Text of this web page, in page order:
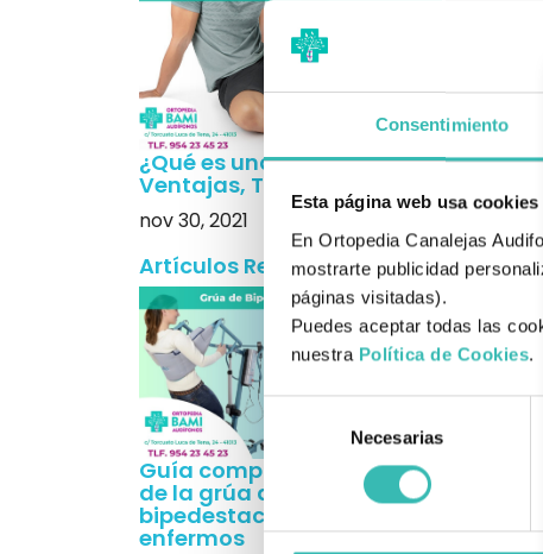
Consentimiento
Esta página web usa cookies
En Ortopedia Canalejas
mostrarte publicidad
páginas visitadas).
Puedes aceptar todas las
nuestra Política de Cookies.
de
consentimiento
Necesarias
¿Qué es una Bota Walker?
Ventajas, Tipos y Precios
nov 30, 2021
Artículos Recientes
Guía completa sobre el uso
de la grúa de
bipedestación para
enfermos
Silla
opción
Silla
Como
con
de